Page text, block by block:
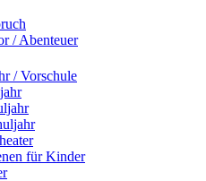
/ Abenteuer
/ Vorschule
für Kinder